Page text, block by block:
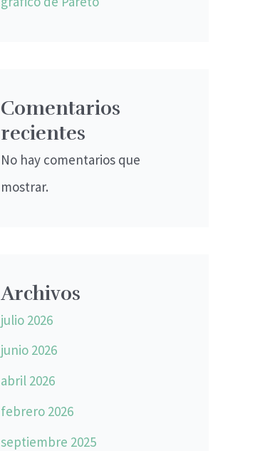
Comentarios
recientes
No hay comentarios que
mostrar.
Archivos
julio 2026
junio 2026
abril 2026
febrero 2026
septiembre 2025